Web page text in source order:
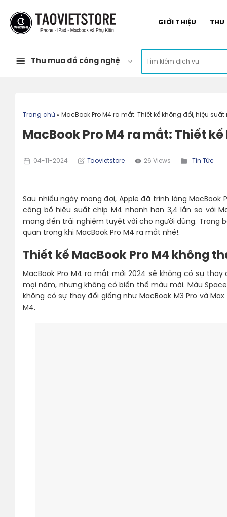
content
GIỚI THIỆU THU
Thu mua đồ công nghệ
kiếm:
Trang chủ » MacBook Pro M4 ra mắt: Thiết kế không đổi, hiệu
MacBook Pro M4 ra mắt: Thiết
04-11-2024 Taovietstore 26 Views Tin Tức
Sau nhiều ngày mong đợi, Apple đã trình làng
công bố hiệu suất chip M4 nhanh hơn 3,4 lần so với
mang đến trải nghiệm tuyệt vời cho người dùng. Trong
quan trọng khi MacBook Pro M4 ra mắt nhé!.
Thiết kế MacBook Pro M4 không
MacBook Pro M4 ra mắt mới 2024 sẽ không có sự
mọi năm, nhưng không có biển thể màu mới. Màu
không có sự thay đổi giống như MacBook M3 Pro và
M4.